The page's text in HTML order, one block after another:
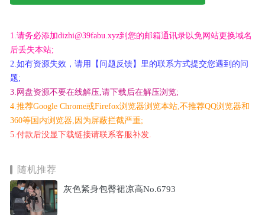
1.请务必添加dizhi@39fabu.xyz到您的邮箱通讯录以免网站更换域名
后丢失本站;
2.如有资源失效，请用【问题反馈】里的联系方式提交您遇到的问
题;
3.网盘资源不要在线解压,请下载后在解压浏览;
4.推荐Google Chrome或Firefox浏览器浏览本站,不推荐QQ浏览器和
360等国内浏览器,因为屏蔽拦截严重;
5.付款后没显下载链接请联系客服补发.
随机推荐
灰色紧身包臀裙凉高No.6793